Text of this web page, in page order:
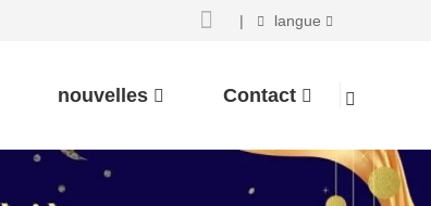
| langue
nouvelles Contact